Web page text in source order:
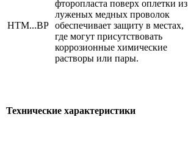
HTM...BP
фторопласта поверх оплетки из
луженых медных проволок
обеспечивает защиту в местах,
где могут присутствовать
коррозионные химические
растворы или пары.
Технические характеристики